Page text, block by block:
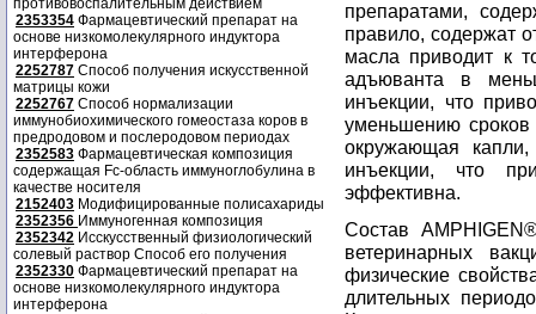
противовоспалительным действием
2353354 Фармацевтический препарат на
основе низкомолекулярного индуктора
интерферона
2252787 Способ получения искусственной
матрицы кожи
2252767 Способ нормализации
иммунобиохимического гомеостаза коров в
предродовом и послеродовом периодах
2352583 Фармацевтическая композиция
содержащая Fc-область иммуноглобулина в
качестве носителя
2152403 Модифицированные полисахариды
2352356 Иммуногенная композиция
2352342 Исскусственный физиологический
солевый раствор Способ его получения
2352330 Фармацевтический препарат на
основе низкомолекулярного индуктора
интерферона
препаратами,
правило, содержат
масла приводит к
адъюванта в
инъекции, что
уменьшению сроков
окружающая
инъекции, что
эффективна.
Состав
ветеринарных
физические
длительных